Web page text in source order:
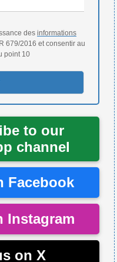
des informations
679/2016 et consentir au
point 10
to our
channel
Facebook
Instagram
on X